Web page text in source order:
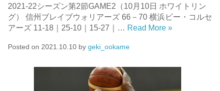
2021-22シーズン第2節GAME2（10月10日 ホワイトリン
グ） 信州ブレイブウォリアーズ 66－70 横浜ビー・コルセ
アーズ 11-18｜25-10｜15-27｜… Read More »
Posted on 2021.10.10by geki_ookame